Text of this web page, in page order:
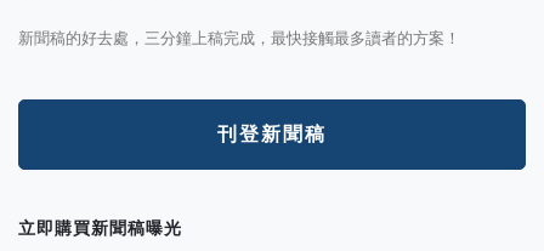
新聞稿的好去處，三分鐘上稿完成，最快接觸最多讀者的方案！
刊登新聞稿
立即購買新聞稿曝光